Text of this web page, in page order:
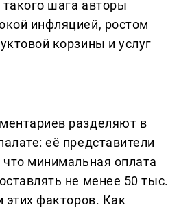
шага авторы
инфляцией, ростом
корзины и услуг
разделяют в
её представители
минимальная оплата
не менее 50 тыс.
этих факторов. Как